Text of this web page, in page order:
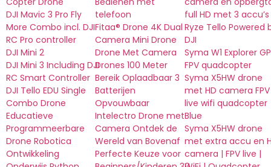
DJI Mavic 3 Pro Fly
More Combo incl. DJI
RC Pro controller
DJI Mini 2
DJI Mini 3 Including DJI
RC Smart Controller
DJI Tello EDU Single
Combo Drone
Educatieve
Programmeerbare
Drone Robotica
Ontwikkeling
telefoon
Fitaa® Drone 4K Dual
Camera Mini Drone
Drone Met Camera
Drones 100 Meter
Bereik Oplaadbaar 3
Batterijen
Opvouwbaar
Intelectro Drone met
Camera Ontdek de
Wereld van Bovenaf
Perfecte Keuze voor
full HD met 3 accu’s
Ryze Tello Powered
DJI
Syma W1 Explorer
FPV quadcopter
Syma X5HW drone
met HD camera FPV
live wifi quadcopter
Blue
Syma X5HW drone
met extra accu en
camera | FPV live |